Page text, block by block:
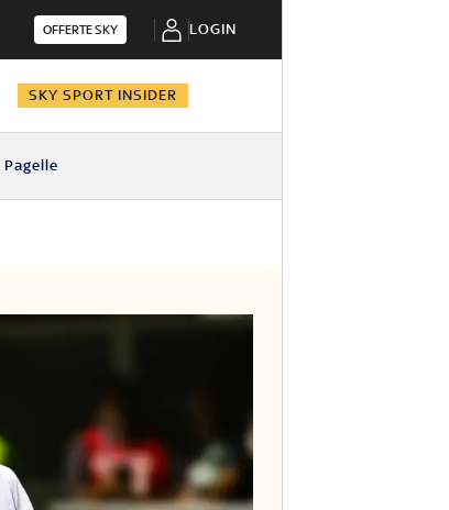
OFFERTE SKY LOGIN
SKY SPORT INSIDER
Pagelle